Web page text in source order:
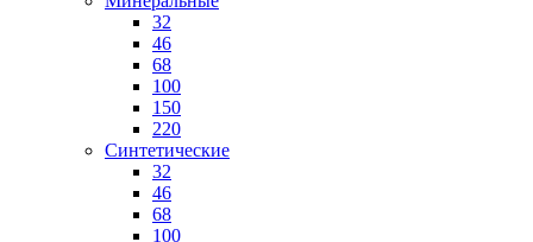
32
46
68
100
150
220
Синтетические
32
46
68
100